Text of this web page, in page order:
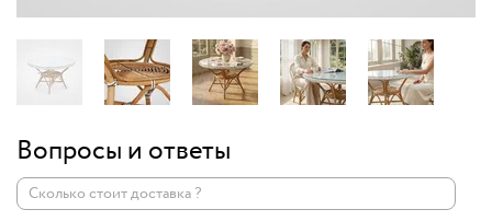
Вопросы и ответы
Сколько стоит доставка ?